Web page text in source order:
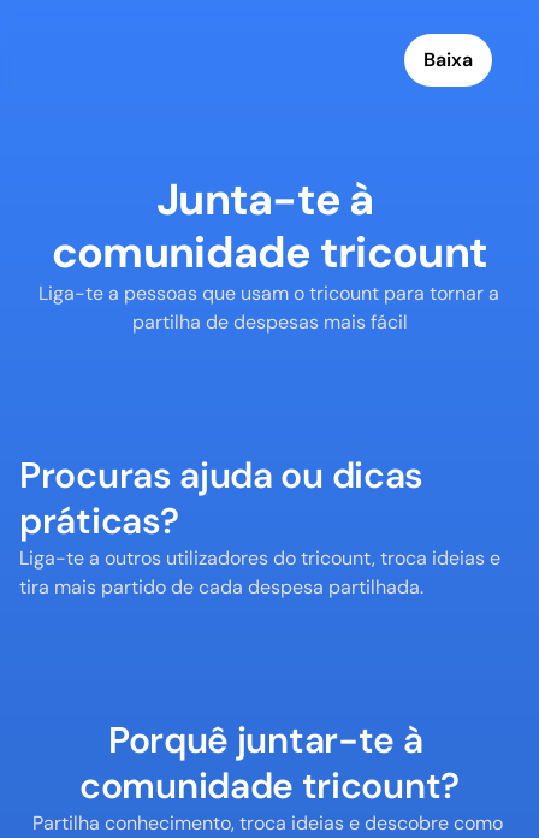
Baixa
Junta-te à
comunidade tricount
Liga-te a pessoas que usam o tricount para tornar a
partilha de despesas mais fácil
Procuras ajuda ou dicas
práticas?
Liga-te a outros utilizadores do tricount, troca ideias e
tira mais partido de cada despesa partilhada.
Porquê juntar-te à
comunidade tricount?
Partilha conhecimento, troca ideias e descobre como